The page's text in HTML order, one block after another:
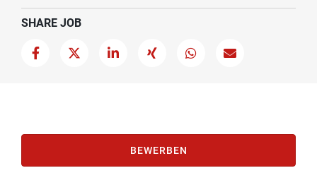
SHARE JOB
BEWERBEN